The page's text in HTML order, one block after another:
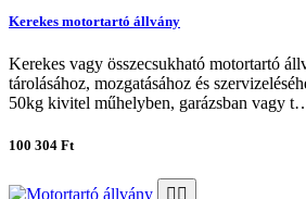
Kerekes motortartó állvány
Kerekes vagy összecsukható motortartó
tárolásához, mozgatásához és
50kg kivitel műhelyben, garázsban vagy
100 304 Ft